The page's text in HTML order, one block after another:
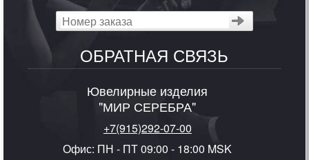
ОБРАТНАЯ СВЯЗЬ
Ювелирные изделия
"МИР СЕРЕБРА"
+7(915)292-07-00
Офис: ПН - ПТ 09:00 - 18:00 MSK